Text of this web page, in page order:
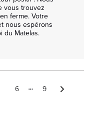
vous trouvez
ferme. Votre
nous espérons
du Matelas.
6 9